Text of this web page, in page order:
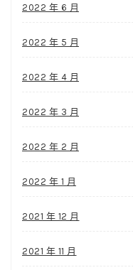
2022 年 6 月
2022 年 5 月
2022 年 4 月
2022 年 3 月
2022 年 2 月
2022 年 1 月
2021 年 12 月
2021 年 11 月